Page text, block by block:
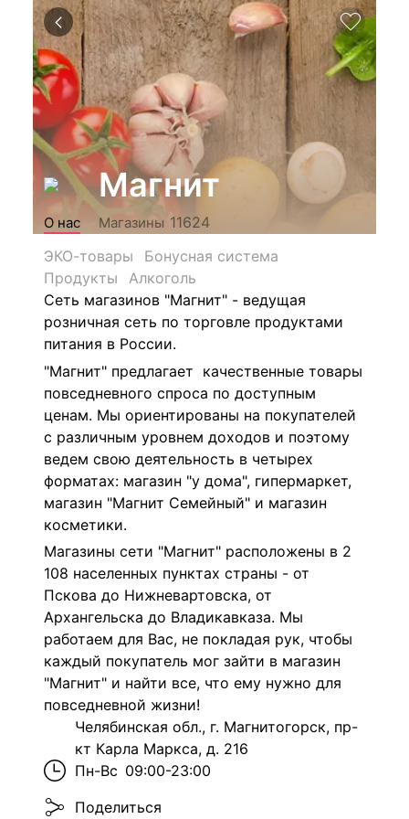
Магнит
О нас Магазины 11624
ЭКО-товары
Бонусная система
Продукты
Алкоголь
Сеть магазинов "Магнит" - ведущая
розничная сеть по торговле продуктами
питания в России.
"Магнит" предлагает качественные товары
повседневного спроса по доступным
ценам. Мы ориентированы на покупателей
с различным уровнем доходов и поэтому
ведем свою деятельность в четырех
форматах: магазин "у дома", гипермаркет,
магазин "Магнит Семейный" и магазин
косметики.
Магазины сети "Магнит" расположены в 2
108 населенных пунктах страны - от
Пскова до Нижневартовска, от
Архангельска до Владикавказа. Мы
работаем для Вас, не покладая рук, чтобы
каждый покупатель мог зайти в магазин
"Магнит" и найти все, что ему нужно для
повседневной жизни!
Челябинская обл., г. Магнитогорск, пр-
кт Карла Маркса, д. 216
Пн-Вс 09:00-23:00
Поделиться